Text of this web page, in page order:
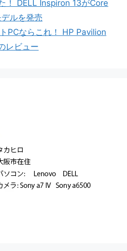
！ DELL Inspiron 13がCore
ルを発売
PCならこれ！ HP Pavilion
レビュー